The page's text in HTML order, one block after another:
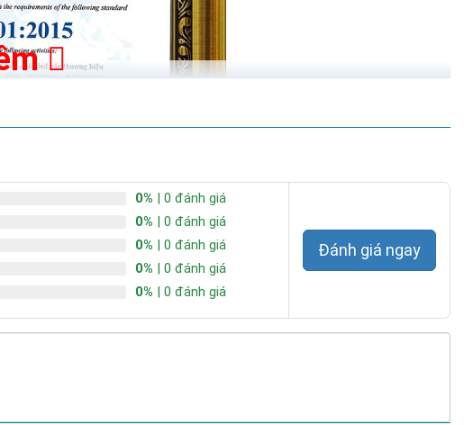
0% | 0 đánh giá
0% | 0 đánh giá
0% | 0 đánh giá
0% | 0 đánh giá
0% | 0 đánh giá
Đánh giá ngay